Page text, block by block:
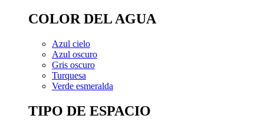
COLOR DEL AGUA
Azul cielo
Azul oscuro
Gris oscuro
Turquesa
Verde esmeralda
TIPO DE ESPACIO